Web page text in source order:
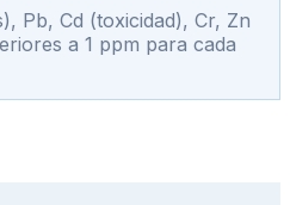
Pb, Cd (toxicidad), Cr, Zn
a 1 ppm para cada